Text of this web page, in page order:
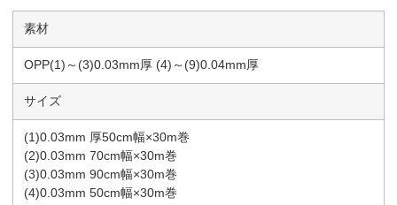
素材
OPP(1)～(3)0.03mm厚 (4)～(9)0.04mm厚
サイズ
(1)0.03mm 厚50cm幅×30m巻
(2)0.03mm 70cm幅×30m巻
(3)0.03mm 90cm幅×30m巻
(4)0.03mm 50cm幅×30m巻